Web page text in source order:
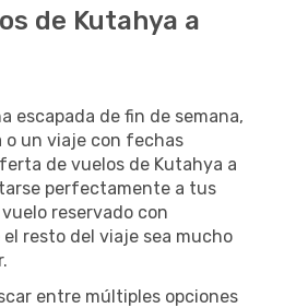
de Kutahya a
escapada de fin de semana,
o un viaje con fechas
de vuelos de Kutahya a
perfectamente a tus
reservado con
resto del viaje sea mucho
entre múltiples opciones